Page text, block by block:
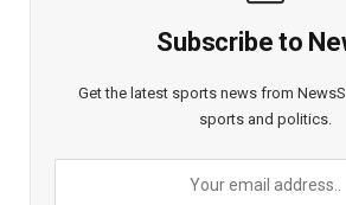
Subscribe to
Get the latest sports news from
sports and politics.